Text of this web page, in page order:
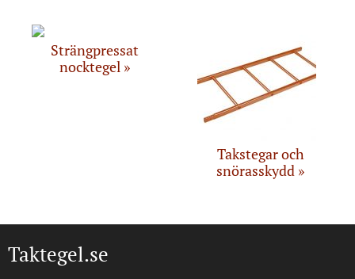
Strängpressat
nocktegel
Takstegar och
snörasskydd
Taktegel.se